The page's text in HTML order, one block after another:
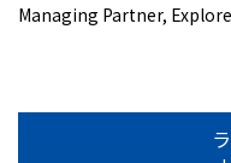
Managing Partner,